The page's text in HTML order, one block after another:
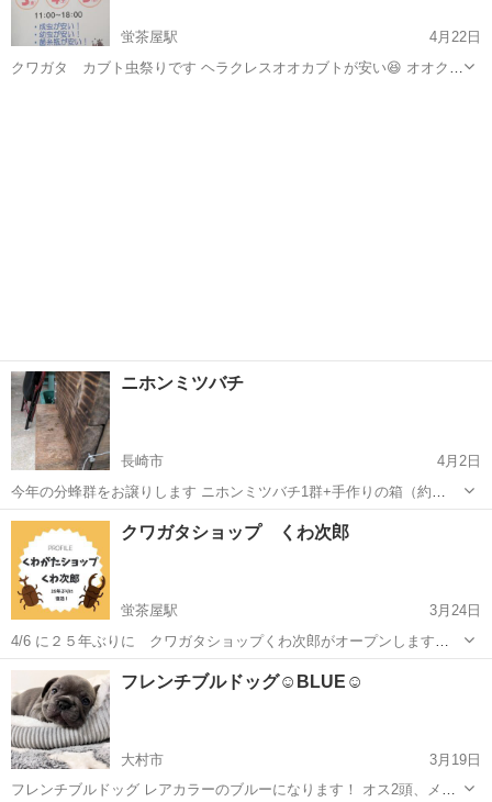
蛍茶屋駅
4月22日
クワガタ カブト虫祭りです ヘラクレスオオカブトが安い😆 オオクワ
ニホンミツバチ
長崎市
4月2日
今年の分蜂群をお譲りします ニホンミツバチ1群+手作りの箱（約
30cmX30cm）合計20000円です。取りに来られる方でお願いします。
お取引後の保証はできませんので 2km以上離れていることが条件にな
ります ノークレーム...
長崎 長崎市 その他のペット
クワガタショップ くわ次郎
蛍茶屋駅
3月24日
4/6 に２５年ぶりに クワガタショップくわ次郎がオープンします
😎 4/6 4/7はオープンでは様々なイベントを計画しています ヘラク
レスオオカブトた写真も取れますので 皆様のお越しをお待ち致しま
す👍 先着１５名様へのプレ...
長崎 長崎市 蛍茶屋駅 その他
フレンチブルドッグ☺️BLUE☺️
大村市
3月19日
フレンチブルドッグ レアカラーのブルーになります！ オス2頭、メス4